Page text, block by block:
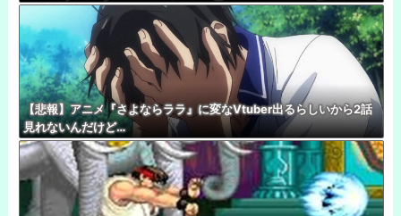
【悲報】アニメ『さよならララ』に変なVtuber出るらしいから2話
見れないんだけど…